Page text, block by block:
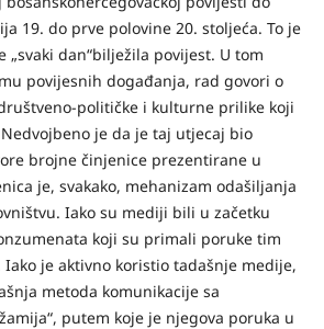
19. do prve polovine 20. stoljeća. To je
„svaki dan“bilježila povijest. U tom
povijesnih događanja, rad govori o
političke i kulturne prilike koji
je da je taj utjecaj bio
brojne činjenice prezentirane u
je, svakako, mehanizam odašiljanja
Iako su mediji bili u začetku
koji su primali poruke tim
je aktivno koristio tadašnje medije,
metoda komunikacije sa
putem koje je njegova poruka u